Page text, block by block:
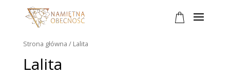
Strona główna / Lalita
Lalita